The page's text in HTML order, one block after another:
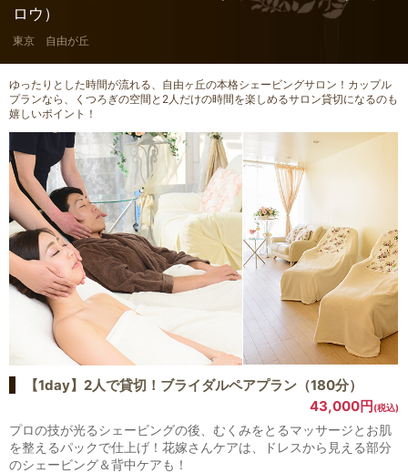
ロウ）
東京 自由が丘
ゆったりとした時間が流れる、自由ヶ丘の本格シェービングサロン！カップル
プランなら、くつろぎの空間と2人だけの時間を楽しめるサロン貸切になるのも
嬉しいポイント！
【1day】2人で貸切！ブライダルペアプラン（180分）
43,000円(税込)
プロの技が光るシェービングの後、むくみをとるマッサージとお肌
を整えるパックで仕上げ！花嫁さんケアは、ドレスから見える部分
のシェービング＆背中ケアも！